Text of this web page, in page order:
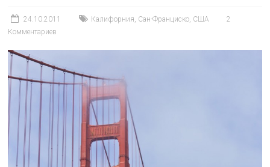
24.10.2011 Калифорния, Сан-Франциско, США
2
Комментариев